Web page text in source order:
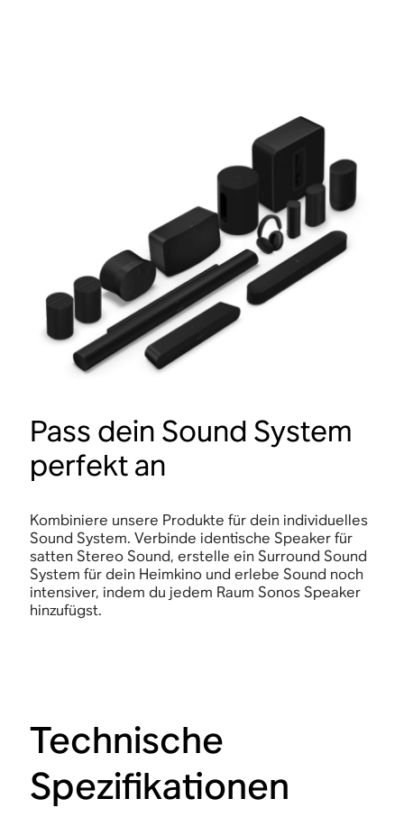
Pass dein Sound System
perfekt an
Kombiniere unsere Produkte für dein individuelles
Sound System. Verbinde identische Speaker für
satten Stereo Sound, erstelle ein Surround Sound
System für dein Heimkino und erlebe Sound noch
intensiver, indem du jedem Raum Sonos Speaker
hinzufügst.
Technische
Spezifikationen